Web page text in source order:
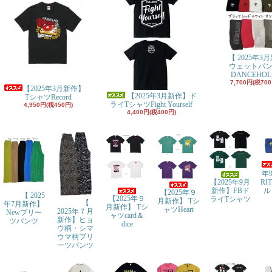
【2025年3月新作】
TシャツRecord
4,950円(税450円)
【2025年3月新作】ド
ライTシャツFight Yourself
4,400円(税400円)
【 2025年3
ウェットパ
7,700円(税700
【 2025
年7月新作】
Newプリー
ツパンツ
【
2025年７月
新作】ヒョ
ウ柄・シマ
ウマ柄プリ
ーツパンツ
【2025年９
月新作】 Tシ
ャツcard＆
dice
【2025年９
月新作】 Tシ
ャツHeart
【2025年9月
新作】FBド
ライTシャツ
年